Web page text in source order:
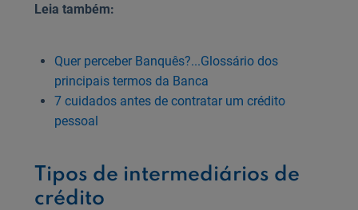
Leia também:
Quer perceber Banquês?...Glossário dos
principais termos da Banca
7 cuidados antes de contratar um crédito
pessoal
Tipos de intermediários de
crédito